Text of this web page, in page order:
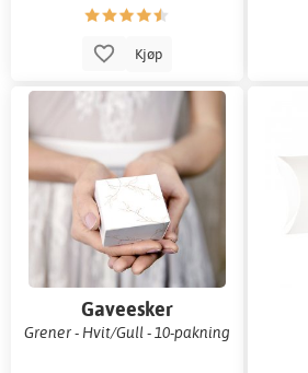
Kjøp
Gaveesker
Grener - Hvit/Gull - 10-pakning